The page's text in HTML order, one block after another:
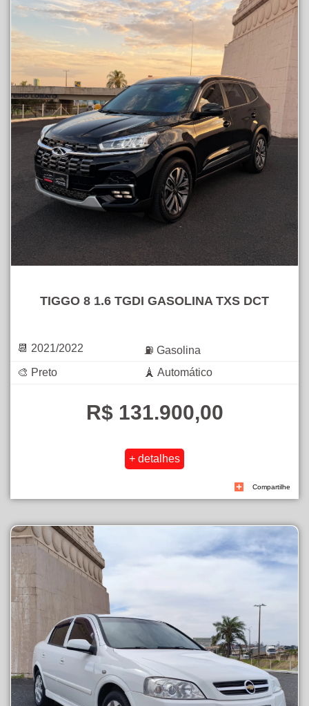
TIGGO 8 1.6 TGDI GASOLINA TXS DCT
📆 2021/2022
⛽ Gasolina
🎨 Preto
🗼 Automático
R$ 131.900,00
Compartilhe